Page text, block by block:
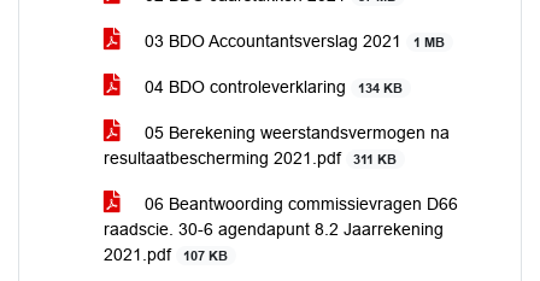
03 BDO Accountantsverslag 2021 1 MB
04 BDO controleverklaring 134 KB
05 Berekening weerstandsvermogen na
resultaatbescherming 2021.pdf
311 KB
06 Beantwoording commissievragen D66
raadscie. 30-6 agendapunt 8.2 Jaarrekening
2021.pdf
107 KB